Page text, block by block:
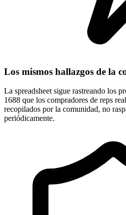
Los mismos hallazgos de la
La spreadsheet sigue rastreando los
1688 que los compradores de reps
recopilados por la comunidad, no
periódicamente.